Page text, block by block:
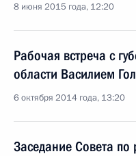
8 июня 2015 года, 12:20
Рабочая встреча с
области Василием
6 октября 2014 года, 13:20
Заседание Совета